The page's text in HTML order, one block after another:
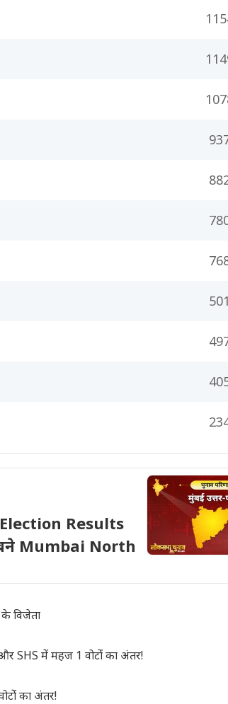
Results
Mumbai North
विजेता
SHS में महज 1 वोटोंं का अंतर!
का अंतर!